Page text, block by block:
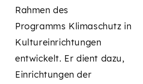
Rahmen des
Programms Klimaschutz in
Kultureinrichtungen
entwickelt. Er dient dazu,
Einrichtungen der